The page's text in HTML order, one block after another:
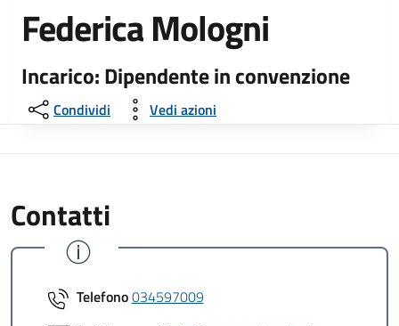
Federica Mologni
Incarico: Dipendente in convenzione
Condividi Vedi azioni
Contatti
Telefono034597009